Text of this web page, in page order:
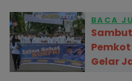
BACA
Sambut
Gelar